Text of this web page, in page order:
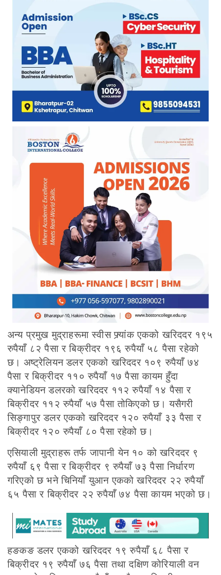
अन्य प्रमुख मुद्राहरूमा स्वीस फ्र्यांक एकको खरिददर १९५
रुपैयाँ ८२ पैसा र बिक्रीदर १९६ रुपैयाँ ५८ पैसा रहेको
छ। अष्ट्रेलियन डलर एकको खरिददर १०९ रुपैयाँ ७४
पैसा र बिक्रीदर ११० रुपैयाँ १७ पैसा कायम हुँदा
क्यानेडियन डलरको खरिददर ११२ रुपैयाँ १४ पैसा र
बिक्रीदर ११२ रुपैयाँ ५७ पैसा तोकिएको छ। यसैगरी
सिङ्गापुर डलर एकको खरिददर १२० रुपैयाँ ३३ पैसा र
बिक्रीदर १२० रुपैयाँ ८० पैसा रहेको छ।
एसियाली मुद्राहरू तर्फ जापानी येन १० को खरिददर ९
रुपैयाँ ६९ पैसा र बिक्रीदर ९ रुपैयाँ ७३ पैसा निर्धारण
गरिएको छ भने चिनियाँ युआन एकको खरिददर २२ रुपैयाँ
६५ पैसा र बिक्रीदर २२ रुपैयाँ ७४ पैसा कायम भएको छ।
हङकङ डलर एकको खरिददर १९ रुपैयाँ ६८ पैसा र
बिक्रीदर १९ रुपैयाँ ७६ पैसा तथा दक्षिण कोरियाली वन